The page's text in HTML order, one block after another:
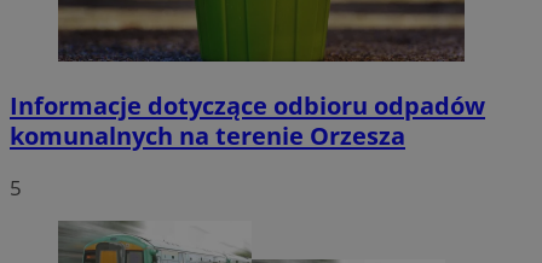
Informacje dotyczące odbioru odpadów
komunalnych na terenie Orzesza
5